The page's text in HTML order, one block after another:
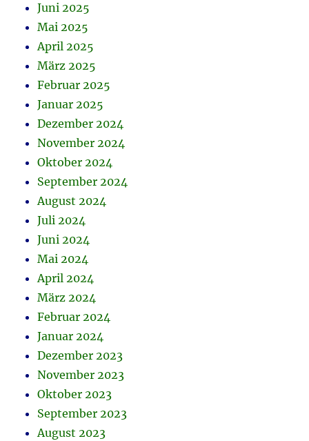
Juni 2025
Mai 2025
April 2025
März 2025
Februar 2025
Januar 2025
Dezember 2024
November 2024
Oktober 2024
September 2024
August 2024
Juli 2024
Juni 2024
Mai 2024
April 2024
März 2024
Februar 2024
Januar 2024
Dezember 2023
November 2023
Oktober 2023
September 2023
August 2023